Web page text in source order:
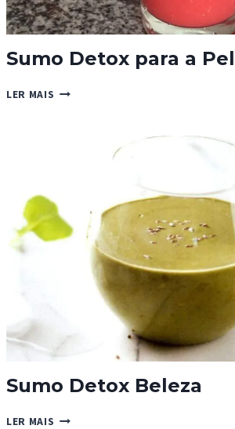
Sumo Detox para a
LER MAIS SUMO
Sumo Detox Beleza
LER MAIS SUMO